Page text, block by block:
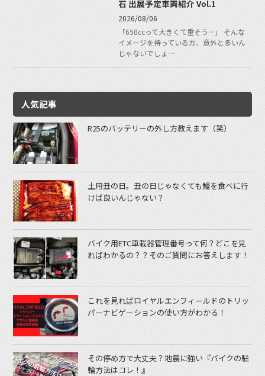
石 出展予定車両紹介 Vol.1
2026/08/06
「650ccって大きくて重そう…」 そんな
イメージを持っている方、意外と多いん
じゃないでしょ…
人気記事
R25のバッテリーの外し方教えます（笑）
土用丑の日。丑の日じゃなくても鰻を食べに行
けば良いんじゃない？
バイク用ETC車載器管理番号って何？どこを見
ればわかるの？？そのご質問にお答えします！
これを見ればロイヤルエンフィールドのトリッ
パーナビゲーションの使い方がわかる！
その停め方で大丈夫？地震に強い『バイクの駐
輪方法はコレ！』